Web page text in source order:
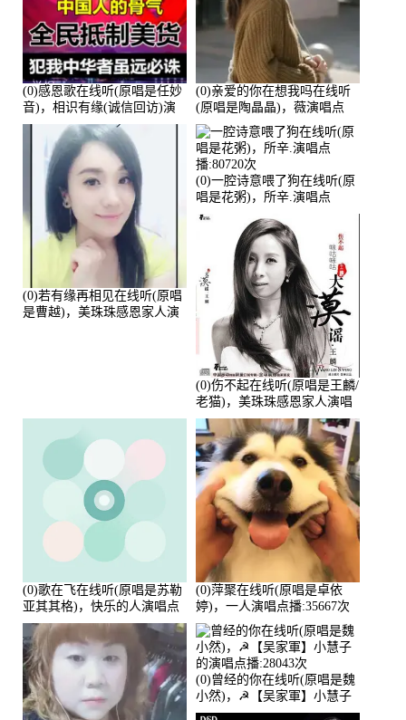
(0)感恩歌在线听(原唱是任妙
音)，相识有缘(诚信回访)演
唱点播:161288次
(0)亲爱的你在想我吗在线听
(原唱是陶晶晶)，薇演唱点
播:159722次
(0)若有缘再相见在线听(原唱
是曹越)，美珠珠感恩家人演
(0)一腔诗意喂了狗在线听(原
唱是花粥)，所辛.演唱点
播:80720次
(0)伤不起在线听(原唱是王麟/
老猫)，美珠珠感恩家人演唱
点播:80218次
(0)歌在飞在线听(原唱是苏勒
亚其其格)，快乐的人演唱点
播:36次
(0)萍聚在线听(原唱是卓依
婷)，一人演唱点播:35667次
(0)曾经的你在线听(原唱是魏
小然)，☭【吴家軍】小慧子
的演唱点播:28043次